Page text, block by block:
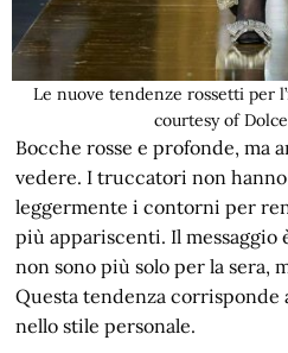
Le nuove tendenze rossetti per
courtesy of
Bocche rosse e profonde, ma
vedere. I truccatori non
leggermente i contorni per
più appariscenti. Il messaggio
non sono più solo per la sera,
Questa tendenza corrisponde
nello stile personale.